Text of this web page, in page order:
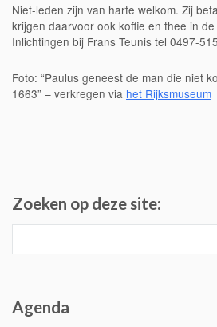
Niet-leden zijn van harte welkom. Zij
krijgen daarvoor ook koffie en thee in
Inlichtingen bij Frans Teunis tel 0497-
Foto: “Paulus geneest de man die niet
1663” – verkregen via het Rijksmuseum
Zoeken op deze site:
Agenda